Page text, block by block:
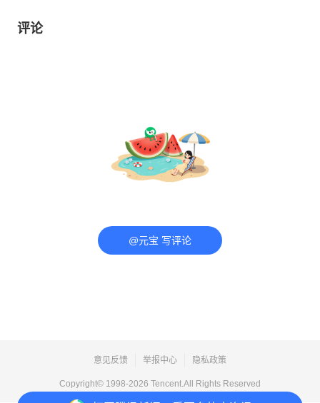
评论
@元宝 写评论
意见反馈 举报中心 隐私政策
Copyright© 1998-2026 Tencent.All Rights Reserved